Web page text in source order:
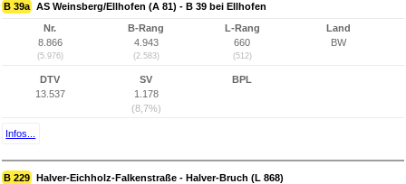
B 39a AS Weinsberg/Ellhofen (A 81) - B 39 bei Ellhofen
Nr.
8.866
(5.976)
B-Rang
4.943
(2.583)
L-Rang
660
(512)
Land
BW
DTV
13.537
SV
1.178
(8,7%)
BPL
Infos...
B 229 Halver-Eichholz-Falkenstraße - Halver-Bruch (L 868)